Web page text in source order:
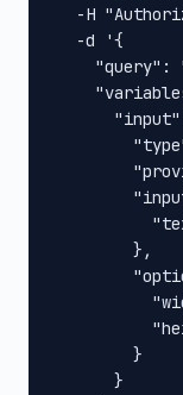
-H
  -d '{
"query":
        },
        }
      }